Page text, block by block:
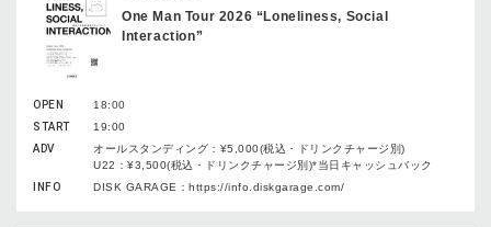
One Man Tour 2026 “Loneliness, Social
Interaction”
OPEN
18:00
START
19:00
ADV
オールスタンディング：¥5,000(税込・ドリンクチャージ別)
U22：¥3,500(税込・ドリンクチャージ別)*当日キャッシュバック
INFO
DISK GARAGE：https://info.diskgarage.com/